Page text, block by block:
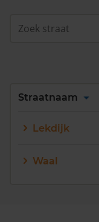
Alles
Q
Straatnaam
Lekdijk
Waal